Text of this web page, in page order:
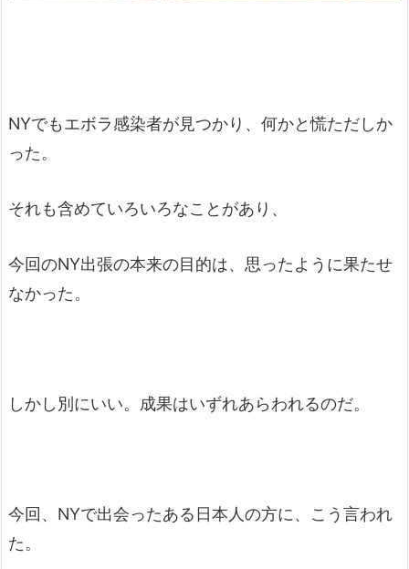
NYでもエボラ感染者が見つかり、何かと慌ただしか
った。
それも含めていろいろなことがあり、
今回のNY出張の本来の目的は、思ったように果たせ
なかった。
しかし別にいい。成果はいずれあらわれるのだ。
今回、NYで出会ったある日本人の方に、こう言われ
た。